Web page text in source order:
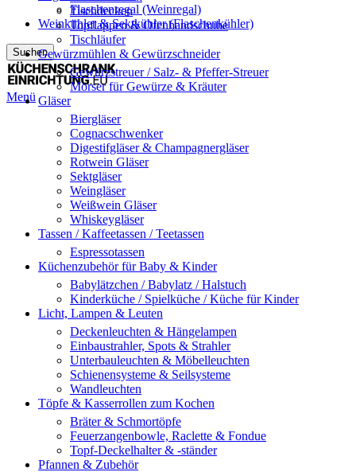
Flaschenregal (Weinregal)
Weinkühler & Sektkühler (Flaschenkühler)
Suchen
Menü
Tischdecken
Topflappen & Ofenhandschuhe
Tischläufer
Gewürzmühlen & Gewürzschneider
Gewürzstreuer / Salz- & Pfeffer-Streuer
Mörser für Gewürze & Kräuter
Gläser
Biergläser
Cognacschwenker
Digestifgläser & Champagnergläser
Rotwein Gläser
Sektgläser
Weingläser
Weißwein Gläser
Whiskeygläser
Tassen / Kaffeetassen / Teetassen
Espressotassen
Küchenzubehör für Baby & Kinder
Babylätzchen / Babylatz / Halstuch
Kinderküche / Spielküche / Küche für Kinder
Licht, Lampen & Leuten
Deckenleuchten & Hängelampen
Einbaustrahler, Spots & Strahler
Unterbauleuchten & Möbelleuchten
Schienensysteme & Seilsysteme
Wandleuchten
Töpfe & Kasserrollen zum Kochen
Bräter & Schmortöpfe
Feuerzangenbowle, Raclette & Fondue
Topf-Deckelhalter & -ständer
Pfannen & Zubehör